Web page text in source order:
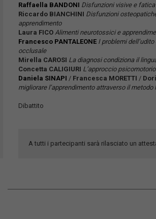
Raffaella BANDONI Disfunzioni visive e fatica
Riccardo BIANCHINI Disfunzioni
apprendimento
Laura FICO Alimenti neurotossici e
Francesco PANTALEONE I problemi
occlusale
Mirella CAROSI La diagnosi condiziona il
Concetta CALIGIURI L’approccio
Daniela SINAPI / Francesca MORETTI /
migliorare l’apprendimento attraverso il metodo
Dibattito
A tutti i partecipanti sarà rilasciato un